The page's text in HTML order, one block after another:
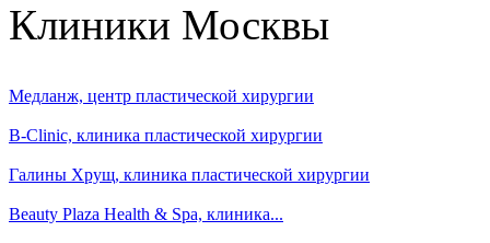
Клиники Москвы
Медланж, центр пластической хирургии
B-Clinic, клиника пластической хирургии
Галины Хрущ, клиника пластической хирургии
Beauty Plaza Health & Spa, клиника...